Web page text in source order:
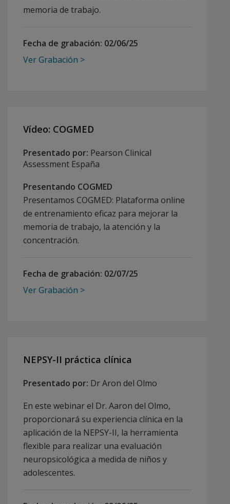
memoria de trabajo.
Fecha de grabación: 02/06/25
Ver Grabación
Vídeo: COGMED
Presentado por: Pearson Clinical
Assessment España
Presentando COGMED
Presentamos COGMED: Plataforma online
de entrenamiento eficaz para mejorar la
memoria de trabajo, la atención y la
concentración.
Fecha de grabación: 02/07/25
Ver Grabación
NEPSY-II práctica clínica
Presentado por: Dr Aron del Olmo
En este webinar el Dr. Aaron del Olmo,
proporcionará su experiencia clínica en la
aplicación de la NEPSY-II, la herramienta
flexible para realizar una evaluación
neuropsicológica a medida de niños y
adolescentes.